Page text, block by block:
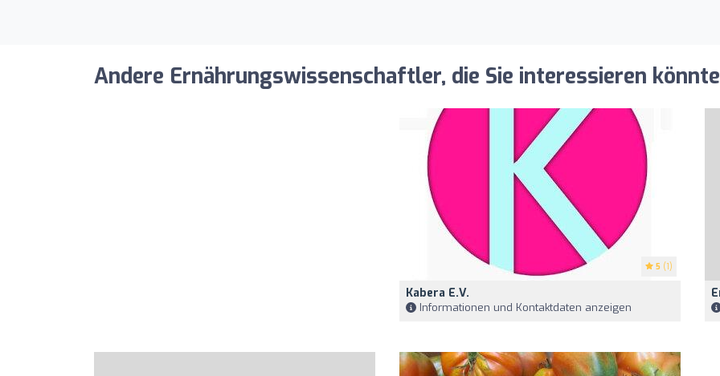
Andere Ernährungswissenschaftler, die Sie interessieren
5 (1)
Kabera E.V.
Informationen und Kontaktdaten anzeigen